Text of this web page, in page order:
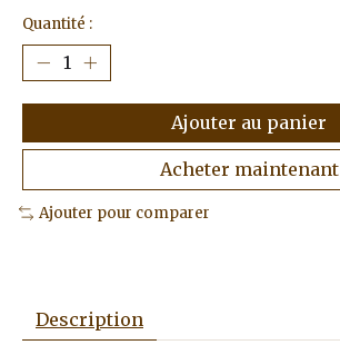
Quantité :
Ajouter au panier
Acheter maintenant
Ajouter pour comparer
Description